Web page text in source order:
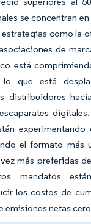
se concentran
como la
de
está
que está
distribuidores
experimentando
el formato más
más preferidas
mandatos
los costos de
emisiones netas